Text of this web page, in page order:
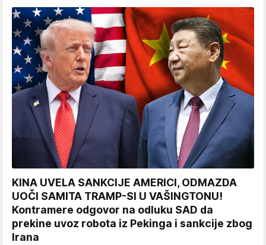
KINA UVELA SANKCIJE AMERICI, ODMAZDA
UOČI SAMITA TRAMP-SI U VAŠINGTONU!
Kontramere odgovor na odluku SAD da
prekine uvoz robota iz Pekinga i sankcije zbog
Irana